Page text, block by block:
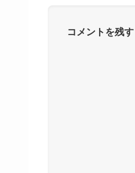
コメントを残す